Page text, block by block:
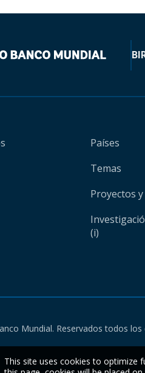
Países
Temas
Proyectos
(i)
Mundial. Reservados todos los
This site uses cookies to optimize